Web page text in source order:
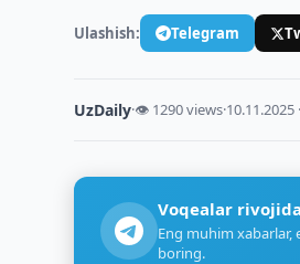
Ulashish: Telegram
UzDaily·👁 1290 views·10.11.2025
Voqealar
Eng muhim
boring.